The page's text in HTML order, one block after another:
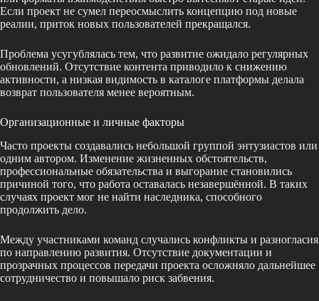
Если проект не сумел переосмыслить концепцию под новые
реалии, приток новых пользователей прекращался.
Проблема усугублялась тем, что развитие ожидало регулярных
обновлений. Отсутствие контента приводило к снижению
активности, а низкая видимость в каталоге платформы делала
возврат пользователя менее вероятным.
Организационные и личные факторы
Часто проекты создавались небольшой группой энтузиастов или
одним автором. Изменение жизненных обстоятельств,
профессиональные обязательства и выгорание становились
причиной того, что работа оставалась незавершённой. В таких
случаях проект мог не найти наследника, способного
продолжить дело.
Между участниками команд случались конфликты и разногласия
по направлению развития. Отсутствие документации и
прозрачных процессов передачи проекта осложняло дальнейшее
сотрудничество и повышало риск забвения.